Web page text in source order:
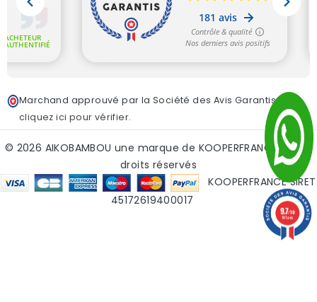
Marchand approuvé par la Société des Avis Garantis,
cliquez ici pour vérifier.
© 2026 AIKOBAMBOU une marque de KOOPERFRANCE - tous
droits réservés
KOOPERFRANCE SIRET
45172619400017
9.7/10
181 avis